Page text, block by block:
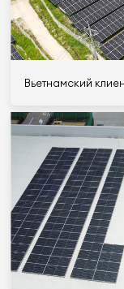
Вьетнамский